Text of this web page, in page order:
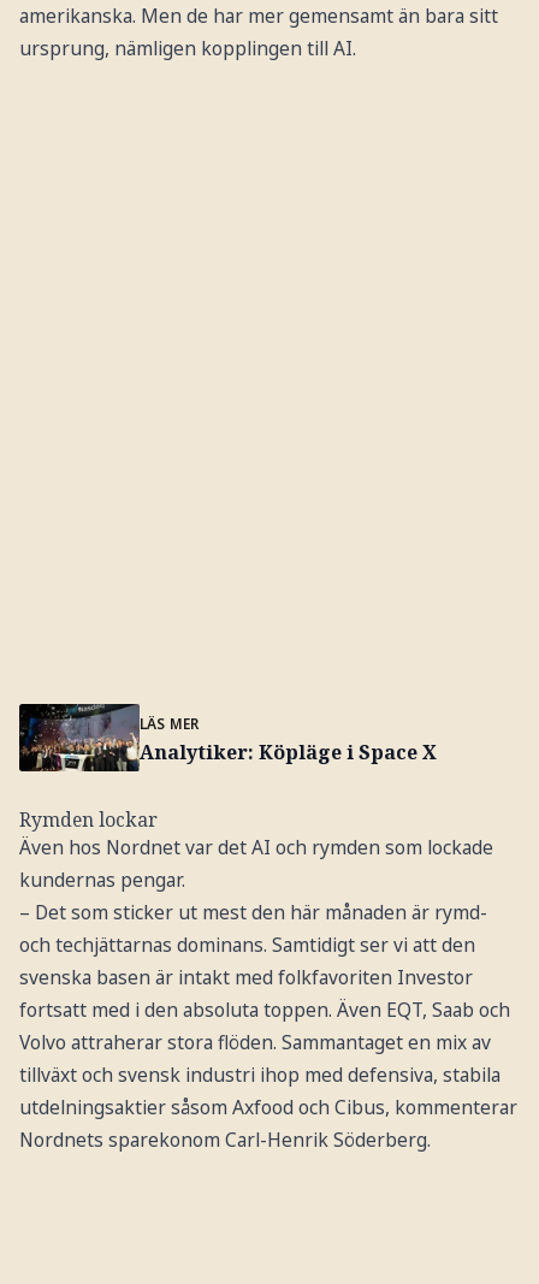
amerikanska. Men de har mer gemensamt än bara sitt
ursprung, nämligen kopplingen till AI.
LÄS MER
Analytiker: Köpläge i Space X
Rymden lockar
Även hos Nordnet var det AI och rymden som lockade
kundernas pengar.
– Det som sticker ut mest den här månaden är rymd-
och techjättarnas dominans. Samtidigt ser vi att den
svenska basen är intakt med folkfavoriten Investor
fortsatt med i den absoluta toppen. Även EQT, Saab och
Volvo attraherar stora flöden. Sammantaget en mix av
tillväxt och svensk industri ihop med defensiva, stabila
utdelningsaktier såsom Axfood och Cibus, kommenterar
Nordnets sparekonom Carl-Henrik Söderberg.